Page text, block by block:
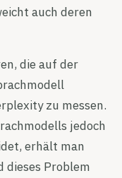
auch deren
die auf der
zu messen.
jedoch
erhält man
dieses Problem